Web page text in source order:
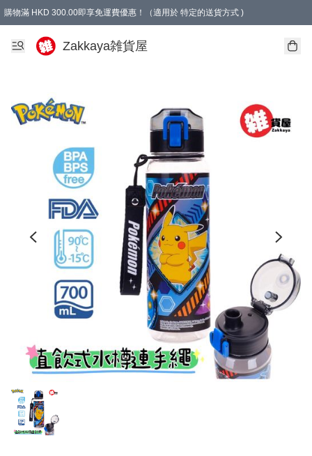
購物滿 HKD 300.00即享免運費優惠！（適用於 特定的送貨方式 )
Zakkaya雑貨屋